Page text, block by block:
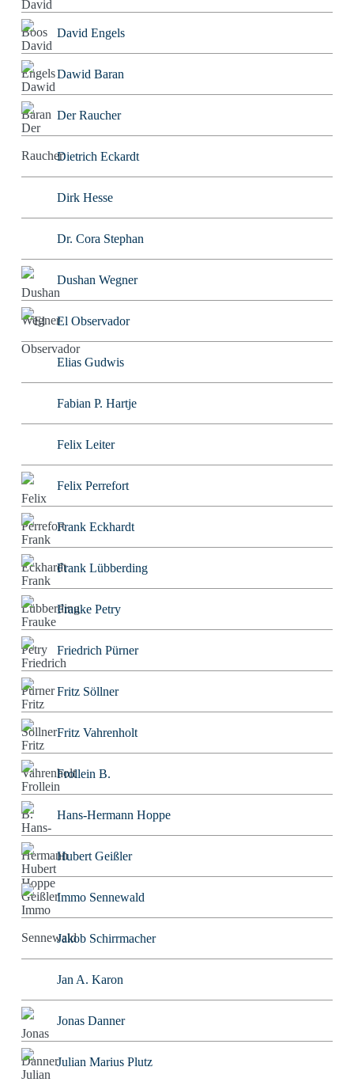
David Engels
Dawid Baran
Der Raucher
Dietrich Eckardt
Dirk Hesse
Dr. Cora Stephan
Dushan Wegner
El Observador
Elias Gudwis
Fabian P. Hartje
Felix Leiter
Felix Perrefort
Frank Eckhardt
Frank Lübberding
Frauke Petry
Friedrich Pürner
Fritz Söllner
Fritz Vahrenholt
Frollein B.
Hans-Hermann Hoppe
Hubert Geißler
Immo Sennewald
Jakob Schirrmacher
Jan A. Karon
Jonas Danner
Julian Marius Plutz